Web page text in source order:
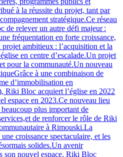
à la réussite du projet, tant par
stratégique.Ce réseau
de relever un autre défi majeur :
fréquentation en forte croissance,
ambitieux : l’acquisition et la
en centre d’escalade.Un projet
pour la communauté.Un nouveau
à une combinaison de
d’immobilisation en
Riki Bloc acquiert l’église en 2022
espace en 2023.Ce nouveau lieu
plus important de
de renforcer le rôle de Riki
à Rimouski.La
croissance spectaculaire, et les
solides.Un avenir
son nouvel espace, Riki Bloc